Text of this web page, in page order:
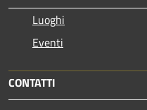
Luoghi
Eventi
CONTATTI